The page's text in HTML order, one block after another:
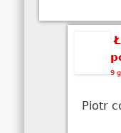
9
Piotr